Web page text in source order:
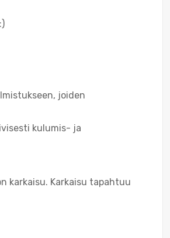
joiden
kulumis- ja
karkaisu. Karkaisu tapahtuu